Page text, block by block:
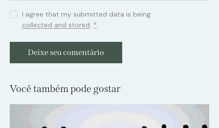
I agree that my submitted data is being
collected and stored. *
Você também pode gostar